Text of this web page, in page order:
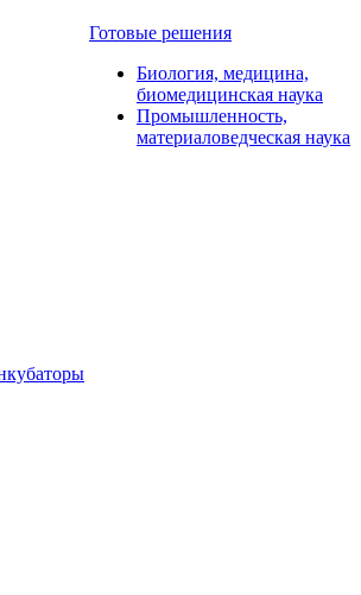
Готовые решения
Биология, медицина,
биомедицинская наука
Промышленность,
материаловедческая наука